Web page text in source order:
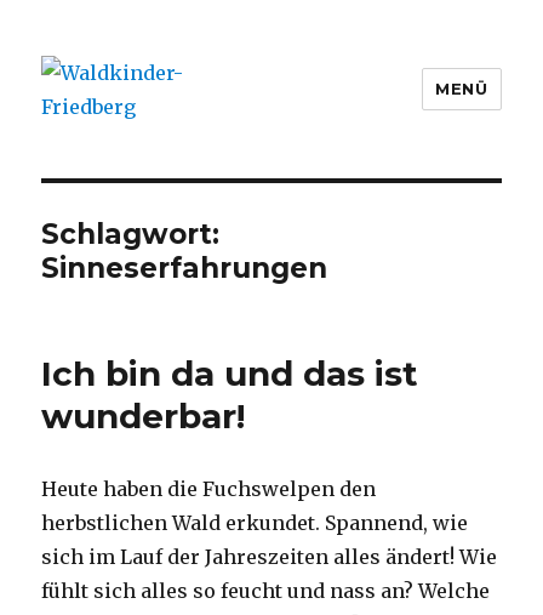
MENÜ
Schlagwort:
Sinneserfahrungen
Ich bin da und das ist
wunderbar!
Heute haben die Fuchswelpen den
herbstlichen Wald erkundet. Spannend, wie
sich im Lauf der Jahreszeiten alles ändert! Wie
fühlt sich alles so feucht und nass an? Welche